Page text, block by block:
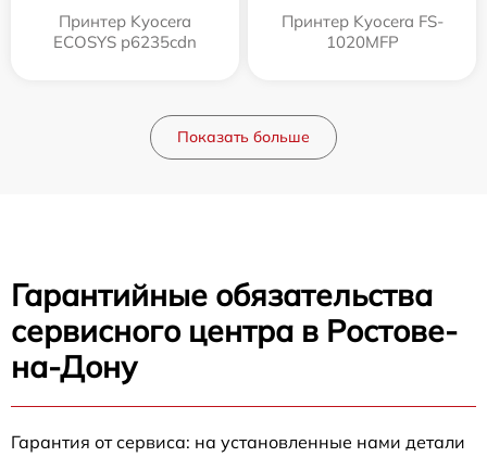
Принтер Kyocera
ECOSYS p6235cdn
Принтер Kyocera FS-
1020MFP
Показать больше
Гарантийные обязательства
сервисного центра в Ростове-
на-Дону
Гарантия от сервиса: на установленные нами детали